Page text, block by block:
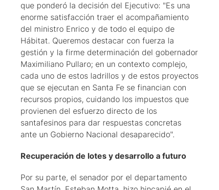
que ponderó la decisión del Ejecutivo: "Es una
enorme satisfacción traer el acompañamiento
del ministro Enrico y de todo el equipo de
Hábitat. Queremos destacar con fuerza la
gestión y la firme determinación del gobernador
Maximiliano Pullaro; en un contexto complejo,
cada uno de estos ladrillos y de estos proyectos
que se ejecutan en Santa Fe se financian con
recursos propios, cuidando los impuestos que
provienen del esfuerzo directo de los
santafesinos para dar respuestas concretas
ante un Gobierno Nacional desaparecido".
Recuperación de lotes y desarrollo a futuro
Por su parte, el senador por el departamento